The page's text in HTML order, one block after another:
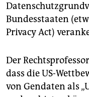
Bundesstaaten
Privacy Act)
Der
dass die US-
von Gendaten als